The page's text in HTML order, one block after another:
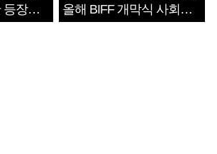
등장
올해 BIFF 개막식 사회자
확정